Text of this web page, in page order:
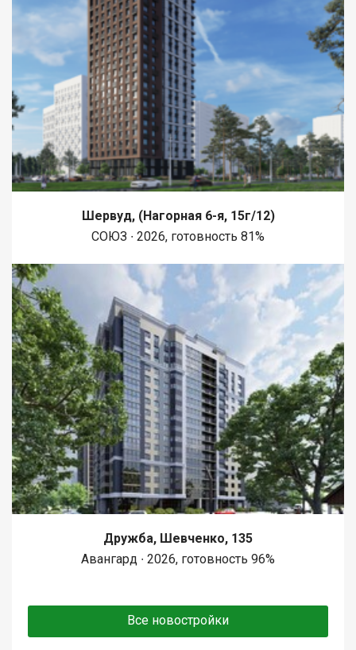
Шервуд, (Нагорная 6-я, 15г/12)
СОЮЗ ∙ 2026, готовность 81%
Дружба, Шевченко, 135
Авангард ∙ 2026, готовность 96%
Все новостройки